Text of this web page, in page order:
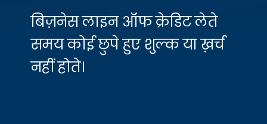
बिज़नेस लाइन ऑफ क्रेडिट लेते
समय कोई छुपे हुए शुल्क या ख़र्च
नहीं होते।